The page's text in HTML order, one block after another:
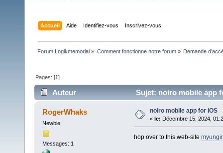
Accueil Aide Identifiez-vous Inscrivez-vous
Forum Logikmemorial » Comment fonctionne notre forum» Demande
Pages: [1]
Auteur Sujet: noiro mobile app
RogerWhaks
Newbie
Messages: 1
noiro mobile app for iOS
« le: Décembre 15, 2024,
hop over to this web-site